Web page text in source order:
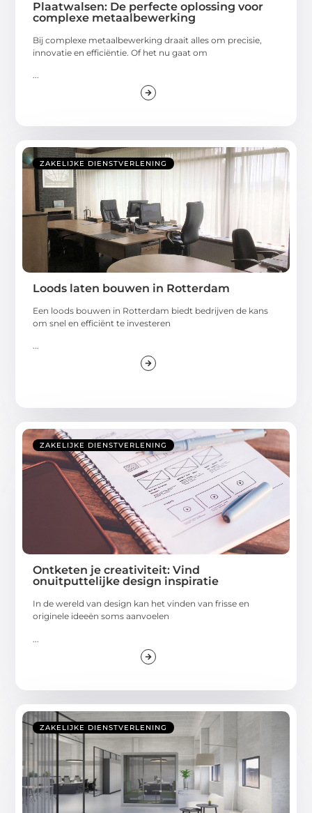
Plaatwalsen: De perfecte oplossing voor
complexe metaalbewerking
Bij complexe metaalbewerking draait alles om precisie,
innovatie en efficiëntie. Of het nu gaat om
...
ZAKELIJKE DIENSTVERLENING
Loods laten bouwen in Rotterdam
Een loods bouwen in Rotterdam biedt bedrijven de kans
om snel en efficiënt te investeren
...
ZAKELIJKE DIENSTVERLENING
Ontketen je creativiteit: Vind
onuitputtelijke design inspiratie
In de wereld van design kan het vinden van frisse en
originele ideeën soms aanvoelen
ZAKELIJKE DIENSTVERLENING